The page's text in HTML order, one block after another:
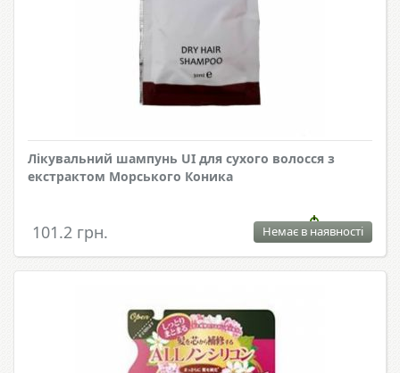
Лікувальний шампунь UI для сухого волосся з
екстрактом Морського Коника
101.2 грн. Немає в наявності